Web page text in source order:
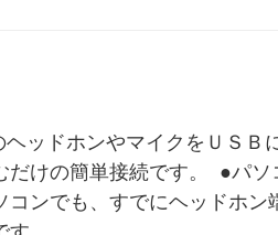
ッドホンやマイクをＵＳＢ
だけの簡単接続です。  ●パ
コンでも、すでにヘッドホ